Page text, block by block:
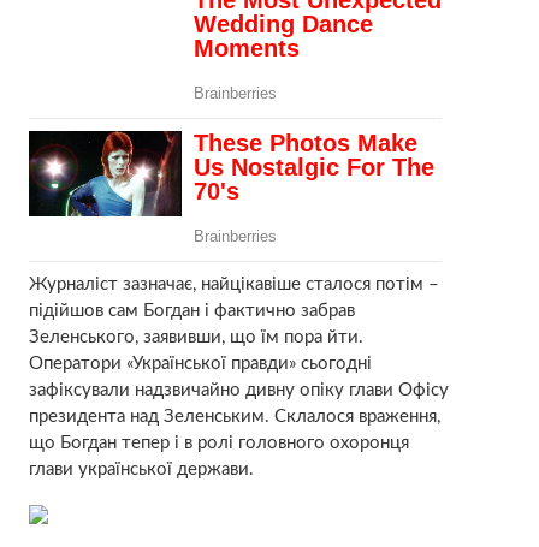
Журналіст зазначає, найцікавіше сталося потім –
підійшов сам Богдан і фактично забрав
Зеленського, заявивши, що їм пора йти.
Оператори «Української правди» сьогодні
зафіксували надзвичайно дивну опіку глави Офісу
президента над Зеленським. Склалося враження,
що Богдан тепер і в ролі головного охоронця
глави української держави.